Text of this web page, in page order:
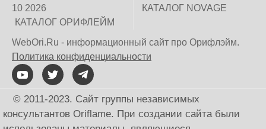
10 2026
КАТАЛОГ ОРИФЛЕЙМ
КАТАЛОГ NOVAGE
WebOri.Ru - информационный сайт про Орифлэйм.
Политика конфиденциальности
© 2011-2023. Сайт группы независимых
консультантов Oriflame. При создании сайта были